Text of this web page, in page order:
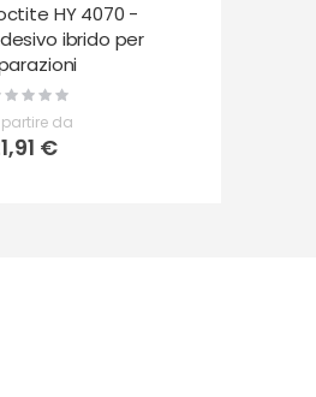
HY 4070 -
ibrido per
partire da
€